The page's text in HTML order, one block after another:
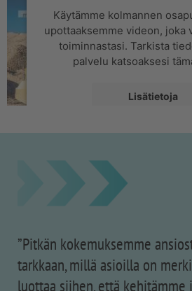
Käytämme kolmannen
upottaaksemme videon, joka
toiminnastasi. Tarkista
palvelu katsoaksesi
Lisätietoja
Hyväksy
Management
”Pitkän kokemuksemme
tarkkaan, millä asioilla on
luottaa siihen, että kehitämme